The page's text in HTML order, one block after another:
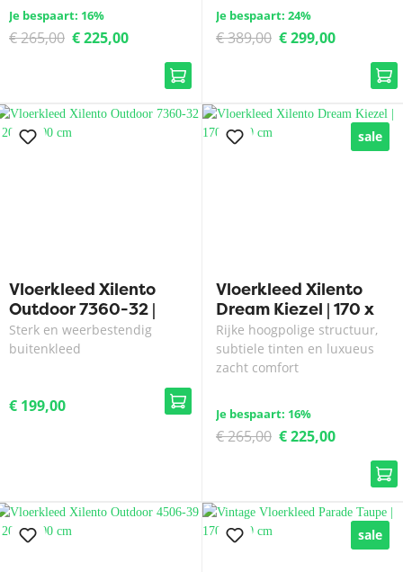
€ 225,00
€ 265,00
Je bespaart: 16%
€ 299,00
€ 389,00
Je bespaart: 24%
Vloerkleed Xilento
Outdoor 7360-32 |
200 x 300 cm
Sterk en weerbestendig
buitenkleed
€ 199,00
sale
Vloerkleed Xilento
Dream Kiezel | 170 x
230 cm
Rijke hoogpolige structuur,
subtiele tinten en luxueus
zacht comfort
€ 225,00
€ 265,00
Je bespaart: 16%
sale